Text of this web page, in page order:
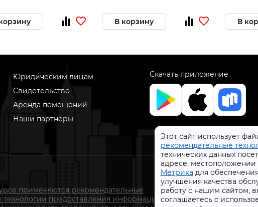
Этот сайт использует
рекомендательные
технических данных
адресе, местоположении
Метрика для
улучшения качества
работу с нашим сайтом,
соглашаетесь с
В корзину В
Юридическим лицам
Свидетельство
Аренда помещений
Наши партнеры
Скачать приложение
применяются рекомендательные
предоставления информации
СтройлоН 1998-2026 г.
Публичная оферта